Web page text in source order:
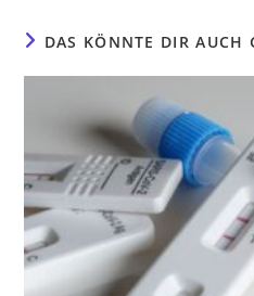
DAS KÖNNTE DIR AUCH